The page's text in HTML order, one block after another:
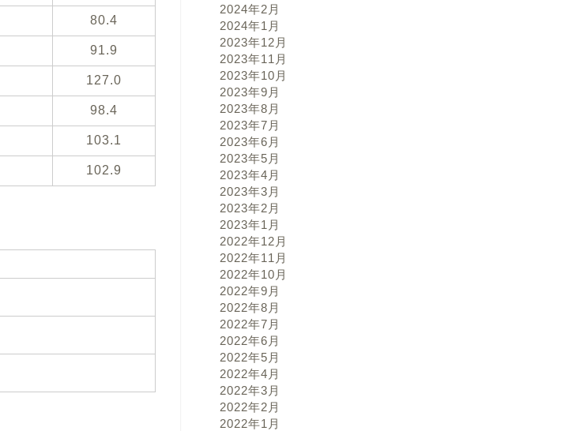
80.4
91.9
127.0
98.4
103.1
102.9
2024年2月
2024年1月
2023年12月
2023年11月
2023年10月
2023年9月
2023年8月
2023年7月
2023年6月
2023年5月
2023年4月
2023年3月
2023年2月
2023年1月
2022年12月
2022年11月
2022年10月
2022年9月
2022年8月
2022年7月
2022年6月
2022年5月
2022年4月
2022年3月
2022年2月
2022年1月